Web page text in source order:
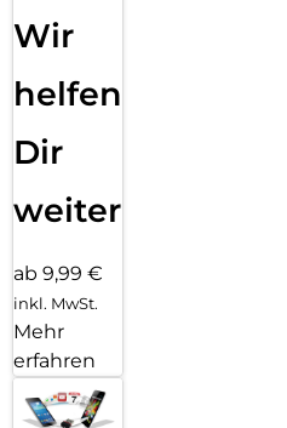
Wir
helfen
Dir
weiter
ab 9,99 €
inkl. MwSt.
Mehr
erfahren